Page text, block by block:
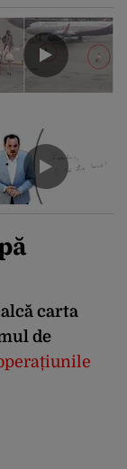
carta
de